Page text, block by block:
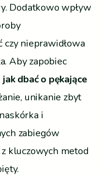
Dodatkowo wpływ
czy nieprawidłowa
Aby zapobiec
jak dbać o pękające
unikanie zbyt
i
zabiegów
kluczowych metod